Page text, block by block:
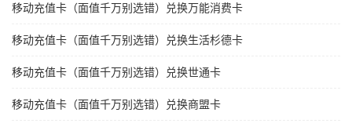
移动充值卡（面值千万别选错）兑换万能消费卡
移动充值卡（面值千万别选错）兑换生活杉德卡
移动充值卡（面值千万别选错）兑换世通卡
移动充值卡（面值千万别选错）兑换商盟卡